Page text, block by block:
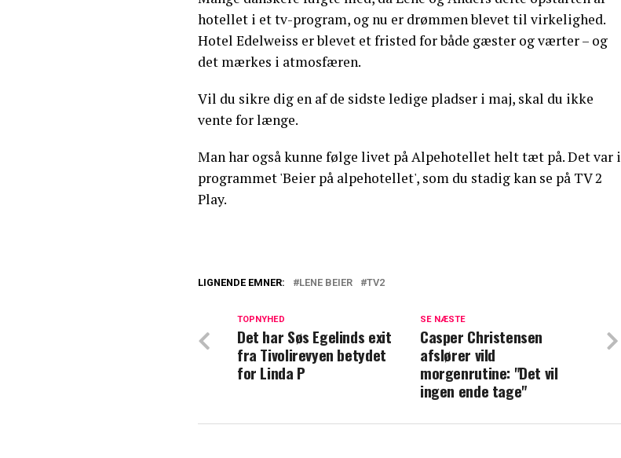
hotellet i et tv-program, og nu er drømmen blevet til virkelighed.
Hotel Edelweiss er blevet et fristed for både gæster og værter – og
det mærkes i atmosfæren.
Vil du sikre dig en af de sidste ledige pladser i maj, skal du ikke
vente for længe.
Man har også kunne følge livet på Alpehotellet helt tæt på. Det var i
programmet 'Beier på alpehotellet', som du stadig kan se på TV 2
Play.
alle
Lene Beier slår det helt fast: TV 2 betaler ikke
LIGNENDE EMNER: LENE BEIER TV2
SE NÆSTE
Casper Christensen
afslører vild
morgenrutine: "Det vil
ingen ende tage"
TOPNYHED
Det har Søs Egelinds exit
fra Tivolirevyen betydet
for Linda P